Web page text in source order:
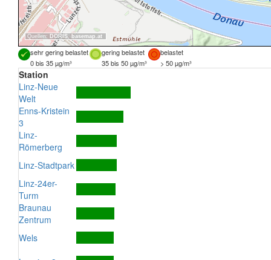
Quellen: DORIS, basemap.at
sehr gering belastet gering belastet
belastet
0 bis 35 µg/m³
35 bis 50 µg/m³ > 50 µg/m³
Station
Linz-Neue
Welt
Enns-Kristein
3
Linz-
Römerberg
Linz-Stadtpark
Linz-24er-
Turm
Braunau
Zentrum
Wels